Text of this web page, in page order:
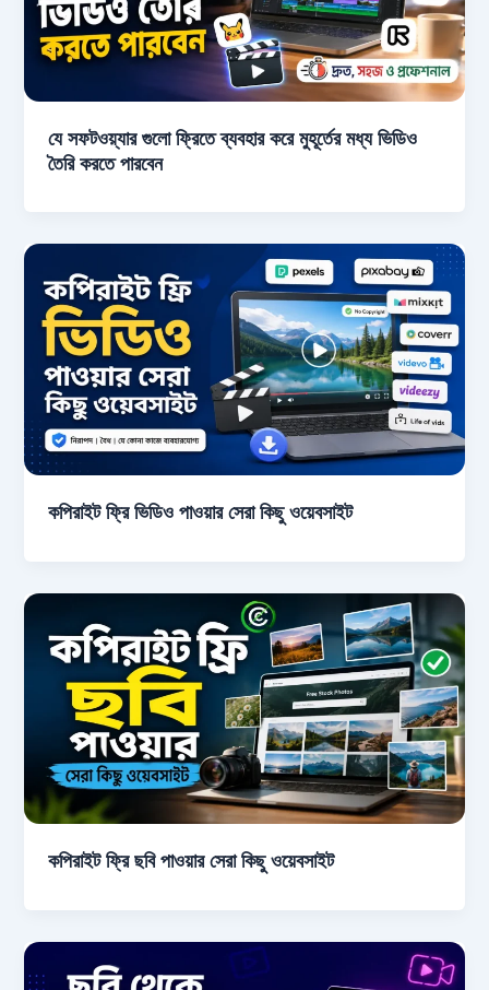
যে সফটওয়্যার গুলো ফ্রিতে ব্যবহার করে মুহূর্তের মধ্য ভিডিও
তৈরি করতে পারবেন
কপিরাইট ফ্রি ভিডিও পাওয়ার সেরা কিছু ওয়েবসাইট
কপিরাইট ফ্রি ছবি পাওয়ার সেরা কিছু ওয়েবসাইট